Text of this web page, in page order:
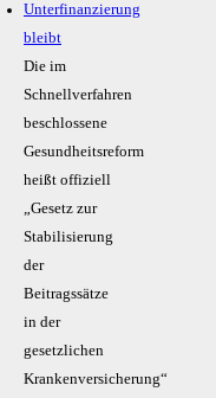
Unterfinanzierung
bleibt
Die im
Schnellverfahren
beschlossene
Gesundheitsreform
heißt offiziell
„Gesetz zur
Stabilisierung
der
Beitragssätze
in der
gesetzlichen
Krankenversicherung“